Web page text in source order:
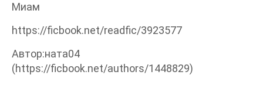
Миам
https://ficbook.net/readfic/3923577
Автор:ната04
(https://ficbook.net/authors/1448829)